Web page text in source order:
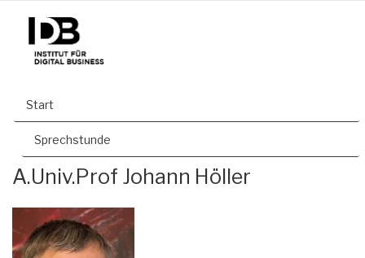
Start
Sprechstunde
A.Univ.Prof Johann Höller